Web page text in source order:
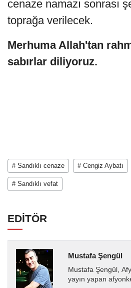
cenaze namazı sonrası
toprağa verilecek.
Merhuma Allah'tan
sabırlar diliyoruz.
# Sandıklı cenaze # Cengiz Aybatı
# Sandıklı vefat
EDİTÖR
Mustafa Şengül
Mustafa Şengül,
yayın yapan